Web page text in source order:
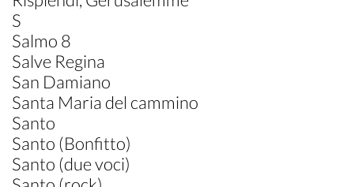
S
Salmo 8
Salve Regina
San Damiano
Santa Maria del cammino
Santo
Santo (Bonfitto)
Santo (due voci)